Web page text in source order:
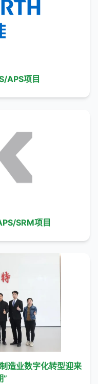
APS项目
SRM项目
造业数字化转型迎来
”